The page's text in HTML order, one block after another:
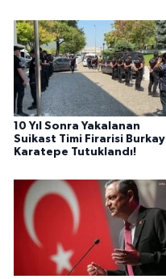
10 Yıl Sonra Yakalanan
Suikast Timi Firarisi Burkay
Karatepe Tutuklandı!